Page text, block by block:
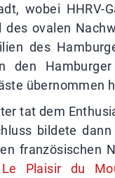
wobei HHRV-
ovalen
des
den
übernommen
tat dem
bildete
französischen
Le Plaisir du